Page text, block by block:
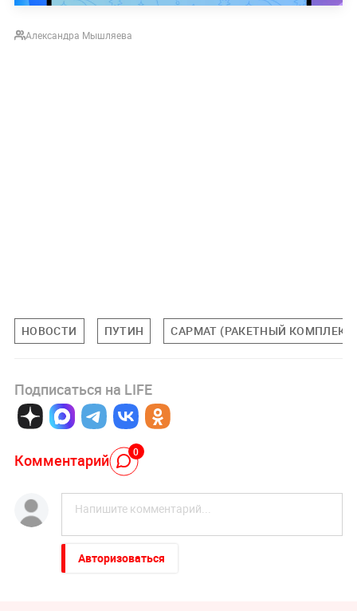
Александра Мышляева
НОВОСТИ ПУТИН САРМАТ (РАКЕТНЫЙ КОМПЛЕКС)
Подписаться на LIFE
Комментарий 0
Авторизоваться